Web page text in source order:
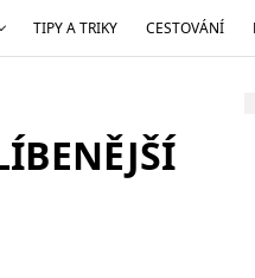
TIPY A TRIKY CESTOVÁNÍ